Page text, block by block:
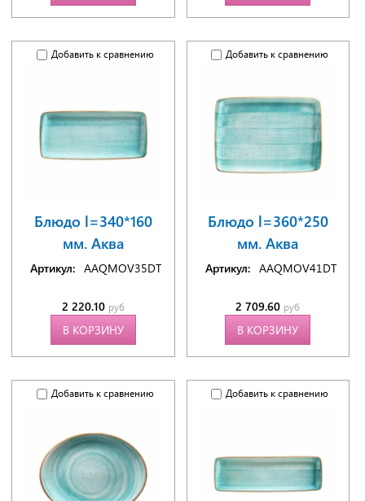
Добавить к сравнению
Блюдо l=340*160
мм. Аква
Артикул: AAQMOV35DT
2 220.10 руб
В КОРЗИНУ
Добавить к сравнению
Блюдо l=360*250
мм. Аква
Артикул: AAQMOV41DT
2 709.60 руб
В КОРЗИНУ
Добавить к сравнению Добавить к сравнению